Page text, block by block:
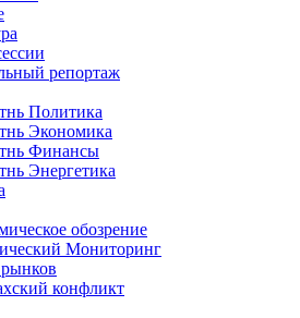
репортаж
Политика
Экономика
Финансы
Энергетика
обозрение
Мониторинг
конфликт